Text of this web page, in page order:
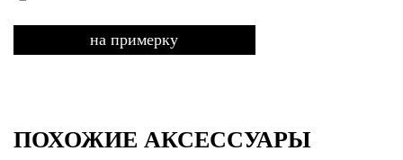
на примерку
ПОХОЖИЕ АКСЕССУАРЫ